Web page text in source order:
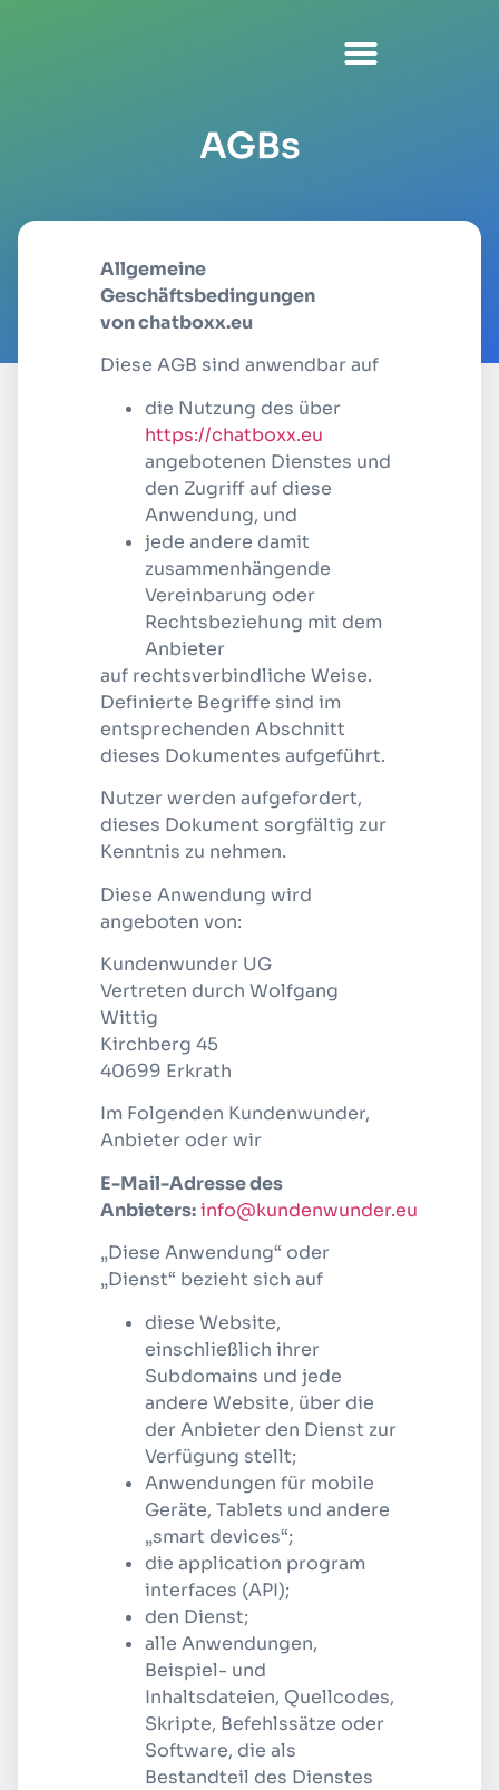
AGBs
Allgemeine
Geschäftsbedingungen
von chatboxx.eu
Diese AGB sind anwendbar auf
die Nutzung des über
https://chatboxx.eu
angebotenen Dienstes und
den Zugriff auf diese
Anwendung, und
jede andere damit
zusammenhängende
Vereinbarung oder
Rechtsbeziehung mit dem
Anbieter
auf rechtsverbindliche Weise.
Definierte Begriffe sind im
entsprechenden Abschnitt
dieses Dokumentes aufgeführt.
Nutzer werden aufgefordert,
dieses Dokument sorgfältig zur
Kenntnis zu nehmen.
Diese Anwendung wird
angeboten von:
Kundenwunder UG
Vertreten durch Wolfgang
Wittig
Kirchberg 45
40699 Erkrath
Im Folgenden Kundenwunder,
Anbieter oder wir
E-Mail-Adresse des
Anbieters:info@kundenwunder.eu
„Diese Anwendung“ oder
„Dienst“ bezieht sich auf
diese Website,
einschließlich ihrer
Subdomains und jede
andere Website, über die
der Anbieter den Dienst zur
Verfügung stellt;
Anwendungen für mobile
Geräte, Tablets und andere
„smart devices“;
die application program
interfaces (API);
den Dienst;
alle Anwendungen,
Beispiel- und
Inhaltsdateien, Quellcodes,
Skripte, Befehlssätze oder
Software, die als
Bestandteil des Dienstes